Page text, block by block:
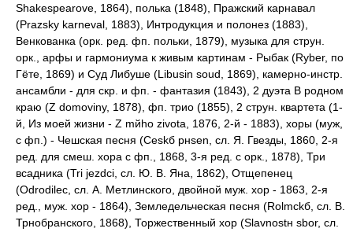
Shakespearove, 1864), полька (1848), Пражский карнавал
(Prazsky karneval, 1883), Интродукция и полонез (1883),
Венкованка (орк. ред. фп. польки, 1879), музыка для струн.
орк., арфы и гармониума к живым картинам - Рыбак (Ryber, по
Гёте, 1869) и Суд Либуше (Libusin soud, 1869), камерно-инстр.
ансамбли - для скр. и фп. - фантазия (1843), 2 дуэта В родном
краю (Z domovinу, 1878), фп. трио (1855), 2 струн. квартета (1-
й, Из моей жизни - Z mйho zivota, 1876, 2-й - 1883), хоры (муж,
с фп.) - Чешская песня (Ceskб pнsen, сл. Я. Гвезды, 1860, 2-я
ред. для смеш. хора с фп., 1868, 3-я ред. с орк., 1878), Три
всадника (Tri jezdci, сл. Ю. В. Яна, 1862), Отщепенец
(Odrodilec, сл. А. Метлинского, двойной муж. хор - 1863, 2-я
ред., муж. хор - 1864), Земледельческая песня (Rolmckб, сл. В.
Трнобранского, 1868), Торжественный хор (Slavnostн sbor, сл.